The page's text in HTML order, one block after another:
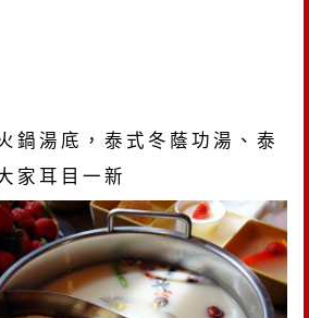
鍋湯底，泰式冬蔭功湯、泰
家耳目一新